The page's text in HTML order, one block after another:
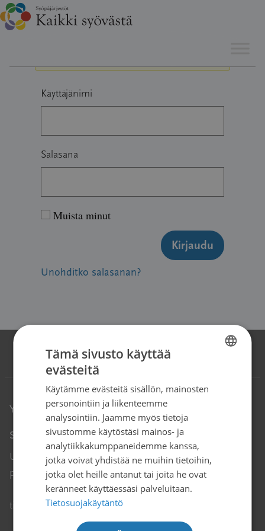
sisältöön
Käyttäjänimi
Salasana
Muista minut
Kirjaudu
Unohditko salasanan?
Yhteystiedot
Syöpäjärjestöt
Unioninkatu 22, 00130 Helsinki
puh. 09 135 331
tiedotus@cancer.fi↗Avautuu uuteen ikkunaan
SWEDISH
Tämä sivusto käyttää
evästeitä
Käytämme evästeitä sisällön, mainosten
personointiin ja liikenteemme
analysointiin. Jaamme myös tietoja
sivustomme käytöstäsi mainos- ja
analytiikkakumppaneidemme kanssa,
jotka voivat yhdistää ne muihin tietoihin,
jotka olet heille antanut tai joita he ovat
keränneet käyttäessäsi palveluitaan.
Tietosuojakäytäntö